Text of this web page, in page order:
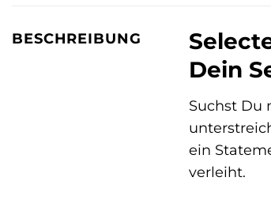
BESCHREIBUNG
Dein
Suchst Du
ein
verleiht.